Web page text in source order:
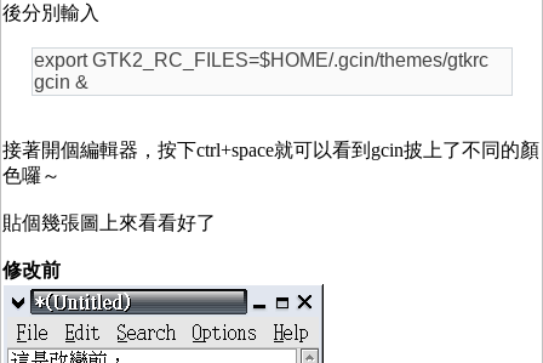
後分別輸入
export GTK2_RC_FILES=$HOME/.gcin/themes/gtkrc
gcin &
接著開個編輯器，按下ctrl+space就可以看到gcin披上了不同的顏
色囉～
貼個幾張圖上來看看好了
修改前